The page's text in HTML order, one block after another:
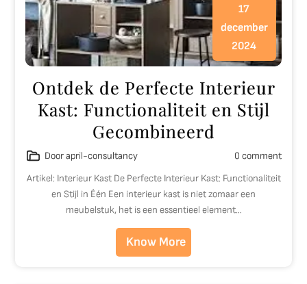
17
december
2024
Ontdek de Perfecte Interieur
Kast: Functionaliteit en Stijl
Gecombineerd
Door april-consultancy
0 comment
Artikel: Interieur Kast De Perfecte Interieur Kast: Functionaliteit
en Stijl in Één Een interieur kast is niet zomaar een
meubelstuk, het is een essentieel element…
Know More